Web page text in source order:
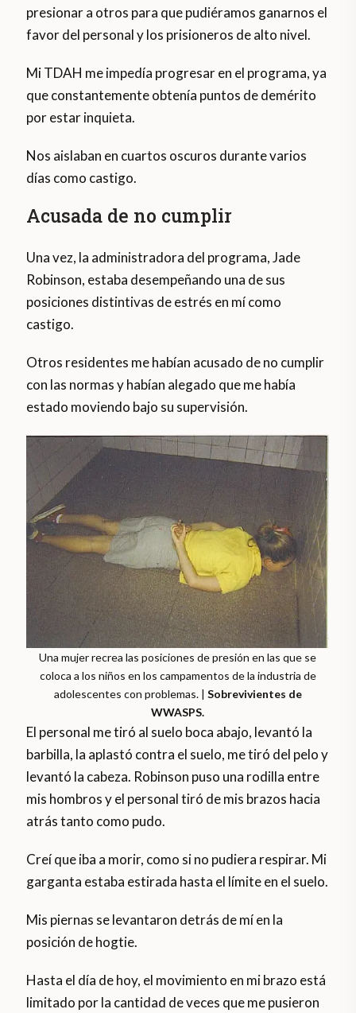
presionar a otros para que pudiéramos ganarnos el
favor del personal y los prisioneros de alto nivel.
Mi TDAH me impedía progresar en el programa, ya
que constantemente obtenía puntos de demérito
por estar inquieta.
Nos aislaban en cuartos oscuros durante varios
días como castigo.
Acusada de no cumplir
Una vez, la administradora del programa, Jade
Robinson, estaba desempeñando una de sus
posiciones distintivas de estrés en mí como
castigo.
Otros residentes me habían acusado de no cumplir
con las normas y habían alegado que me había
estado moviendo bajo su supervisión.
Una mujer recrea las posiciones de presión en las que se
coloca a los niños en los campamentos de la industria de
adolescentes con problemas. | Sobrevivientes de
WWASPS.
El personal me tiró al suelo boca abajo, levantó la
barbilla, la aplastó contra el suelo, me tiró del pelo y
levantó la cabeza. Robinson puso una rodilla entre
mis hombros y el personal tiró de mis brazos hacia
atrás tanto como pudo.
Creí que iba a morir, como si no pudiera respirar. Mi
garganta estaba estirada hasta el límite en el suelo.
Mis piernas se levantaron detrás de mí en la
posición de hogtie.
Hasta el día de hoy, el movimiento en mi brazo está
limitado por la cantidad de veces que me pusieron